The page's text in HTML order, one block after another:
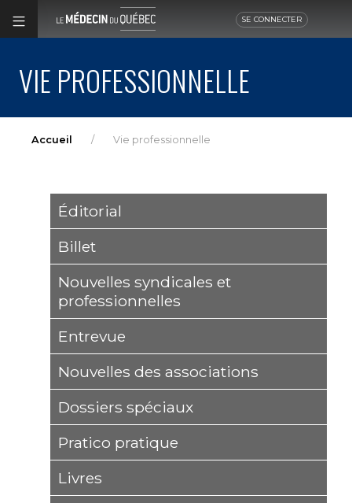
SE CONNECTER
VIE PROFESSIONNELLE
Accueil Vie professionnelle
Éditorial
Billet
Nouvelles syndicales et
professionnelles
Entrevue
Nouvelles des associations
Dossiers spéciaux
Pratico pratique
Livres